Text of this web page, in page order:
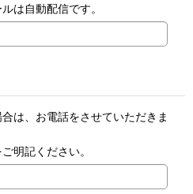
は自動配信です。
は、お電話をさせていただきま
明記ください。